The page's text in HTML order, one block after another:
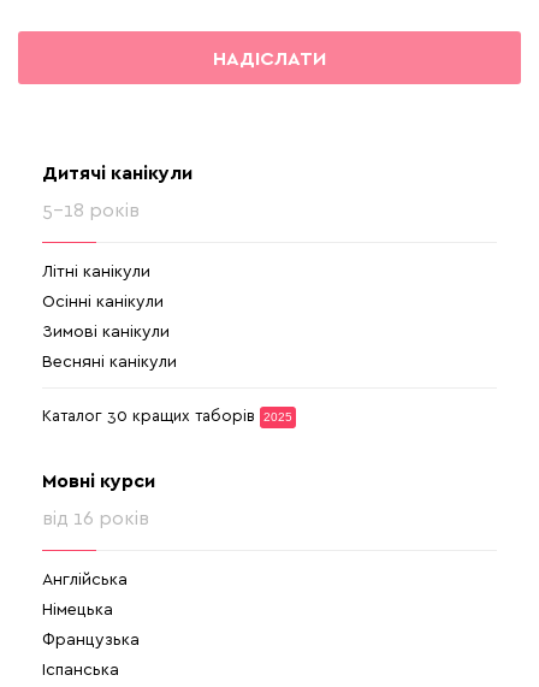
НАДІСЛАТИ
Дитячі канікули
5-18 років
Літні канікули
Осінні канікули
Зимові канікули
Весняні канікули
Каталог 30 кращих таборів 2025
Мовні курси
від 16 років
Англійська
Німецька
Французька
Іспанська